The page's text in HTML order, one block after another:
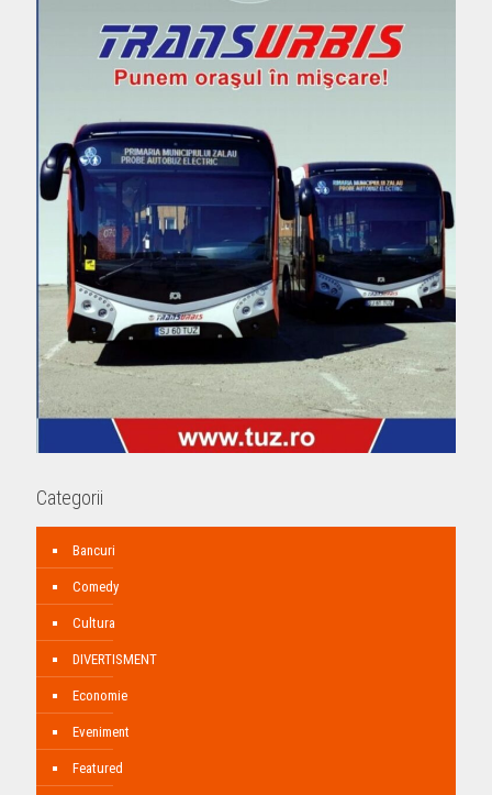
Categorii
Bancuri
Comedy
Cultura
DIVERTISMENT
Economie
Eveniment
Featured